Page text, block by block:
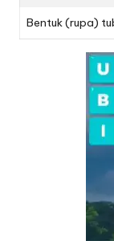
Bentuk (rupa)